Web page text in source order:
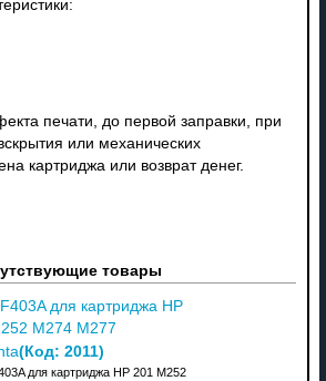
печати, до первой заправки, при
или механических
картриджа или возврат денег.
товары
для картриджа HP
M274 M277
(Код: 2011)
для картриджа HP 201 M252